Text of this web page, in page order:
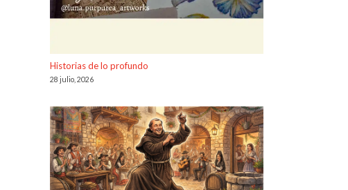
Historias de lo profundo
28 julio, 2026